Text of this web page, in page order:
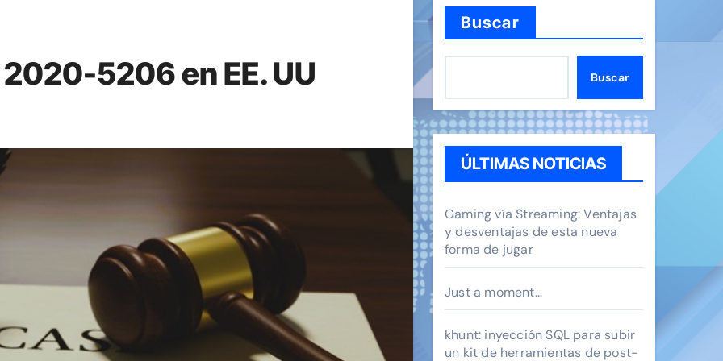
5206 en EE. UU
Buscar
Buscar
ÚLTIMAS NOTICIAS
Gaming vía Streaming: Ventajas
y desventajas de esta nueva
forma de jugar
Just a moment…
khunt: inyección SQL para subir
un kit de herramientas de post-